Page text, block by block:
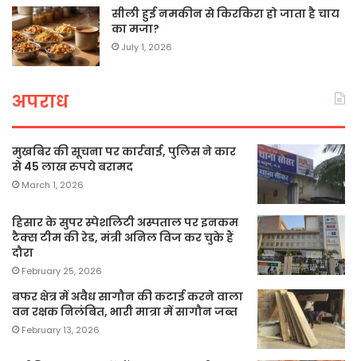
सीली हुई नमकीन से किरकिरा हो जाता है चाय
का मजा?
July 1, 2026
अपराध
मुखबिर की सूचना पर कार्रवाई, पुलिस ने कार
से 45 लाख रुपये बरामद
March 1, 2026
हिसार के सुपर स्पेशलिटी अस्पताल पर इनकम
टैक्स टीम की रेड, मंत्री अनिल विज कर चुके हैं
दौरा
February 25, 2026
बफर क्षेत्र में अवैध सागौन की कटाई करने वाला
वन रक्षक निलंबित, भारी मात्रा में सागौन जब्त
February 13, 2026